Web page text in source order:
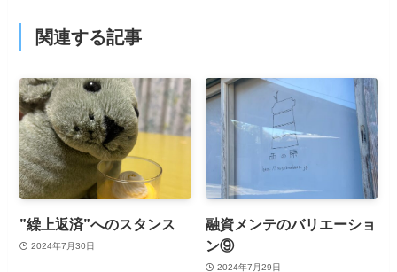
関連する記事
”繰上返済”へのスタンス
2024年7月30日
融資メンテのバリエーショ
ン⑨
2024年7月29日